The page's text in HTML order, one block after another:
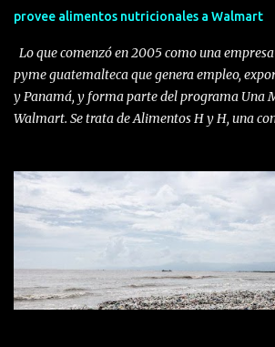
provee alimentos nutricionales a Walmart
Lo que comenzó en 2005 como una
pyme guatemalteca que genera empleo,
y Panamá, y forma parte del programa Una
Walmart. Se trata de Alimentos H y H, una
impulsada por André Herrera, director
de Alimentos H y H, quien identificó una
mercado guatemalteco: crear productos
localmente para consumidores que buscaban
sacrificar el sabor. Herrera, originario de la
estudió Ingeniería Química en Alimentos en
Valle de Guatemala, cuenta con un posgrado